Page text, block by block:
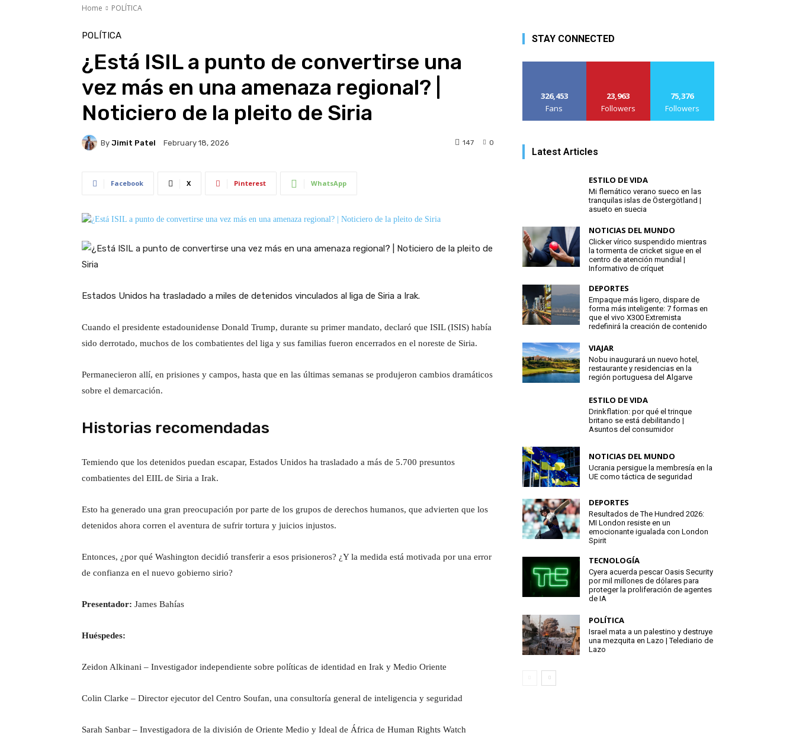
Home POLÍTICA
POLÍTICA
¿Está ISIL a punto de convertirse una
vez más en una amenaza regional? |
Noticiero de la pleito de Siria
By Jimit Patel February 18, 2026 0
147
Facebook X Pinterest WhatsApp
Estados Unidos ha trasladado a miles de detenidos vinculados al liga de Siria a Irak.
Cuando el presidente estadounidense Donald Trump, durante su primer mandato, declaró que ISIL (ISIS) había
sido derrotado, muchos de los combatientes del liga y sus familias fueron encerrados en el noreste de Siria.
Permanecieron allí, en prisiones y campos, hasta que en las últimas semanas se produjeron cambios dramáticos
sobre el demarcación.
Historias recomendadas
t
a
d
3
p
i
c
p
o
f
d
e
a
t
r
Temiendo que los detenidos puedan escapar, Estados Unidos ha trasladado a más de 5.700 presuntos
combatientes del EIIL de Siria a Irak.
Esto ha generado una gran preocupación por parte de los grupos de derechos humanos, que advierten que los
detenidos ahora corren el aventura de sufrir tortura y juicios injustos.
Entonces, ¿por qué Washington decidió transferir a esos prisioneros? ¿Y la medida está motivada por una error
de confianza en el nuevo gobierno sirio?
Presentador: James Bahías
Huéspedes:
Zeidon Alkinani – Investigador independiente sobre políticas de identidad en Irak y Medio Oriente
Colin Clarke – Director ejecutor del Centro Soufan, una consultoría general de inteligencia y seguridad
Sarah Sanbar – Investigadora de la división de Oriente Medio y Ideal de África de Human Rights Watch
STAY CONNECTED
326,453
Fans
23,963
Followers
75,376
Followers
Latest Articles
ESTILO DE VIDA
Mi flemático verano sueco en las
tranquilas islas de Östergötland |
asueto en suecia
NOTICIAS DEL MUNDO
Clicker vírico suspendido mientras
la tormenta de cricket sigue en el
centro de atención mundial |
Informativo de críquet
DEPORTES
Empaque más ligero, dispare de
forma más inteligente: 7 formas en
que el vivo X300 Extremista
redefinirá la creación de contenido
VIAJAR
Nobu inaugurará un nuevo hotel,
restaurante y residencias en la
región portuguesa del Algarve
ESTILO DE VIDA
Drinkflation: por qué el trinque
britano se está debilitando |
Asuntos del consumidor
NOTICIAS DEL MUNDO
Ucrania persigue la membresía en la
UE como táctica de seguridad
DEPORTES
Resultados de The Hundred 2026:
MI London resiste en un
emocionante igualada con London
Spirit
TECNOLOGÍA
Cyera acuerda pescar Oasis Security
por mil millones de dólares para
proteger la proliferación de agentes
de IA
POLÍTICA
Israel mata a un palestino y destruye
una mezquita en Lazo | Telediario de
Lazo